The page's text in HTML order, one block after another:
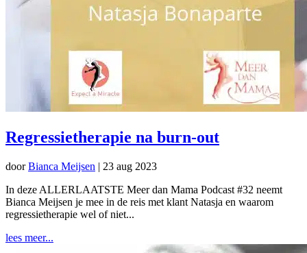
Regressietherapie na burn-out
doorBianca Meijsen | 23 aug 2023
In deze ALLERLAATSTE Meer dan Mama Podcast #32 neemt
Bianca Meijsen je mee in de reis met klant Natasja en waarom
regressietherapie wel of niet...
lees meer...